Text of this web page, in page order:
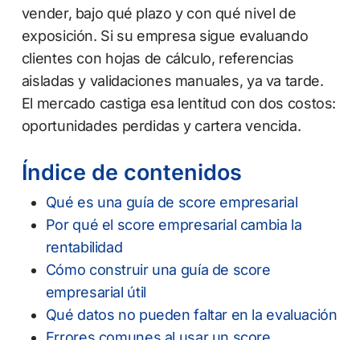
vender, bajo qué plazo y con qué nivel de
exposición. Si su empresa sigue evaluando
clientes con hojas de cálculo, referencias
aisladas y validaciones manuales, ya va tarde.
El mercado castiga esa lentitud con dos costos:
oportunidades perdidas y cartera vencida.
Índice de contenidos
Qué es una guía de score empresarial
Por qué el score empresarial cambia la
rentabilidad
Cómo construir una guía de score
empresarial útil
Qué datos no pueden faltar en la evaluación